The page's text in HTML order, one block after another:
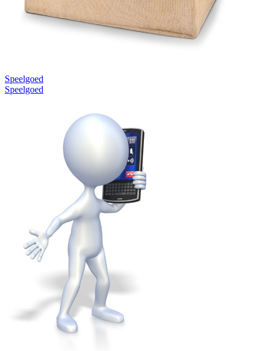
Speelgoed
Speelgoed